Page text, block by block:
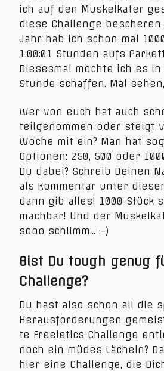
ich auf den Muskelkater
diese Challenge
Jahr hab ich schon mal
1:00:01 Stunden aufs
Diesesmal möchte ich es
Stunde schaffen. Mal
Wer von euch hat auch
teilgenommen oder steigt
Woche mit ein? Man hat
Optionen: 250, 500 oder
Du dabei? Schreib Deinen
als Kommentar unter
dann gib alles! 1000 Stück
machbar! Und der
sooo schlimm… ;-)
Bist Du tough genug
Challenge?
Du hast also schon all die
Herausforderungen
te Freeletics Challenge
noch ein müdes Lächeln?
hier eine Challenge, die